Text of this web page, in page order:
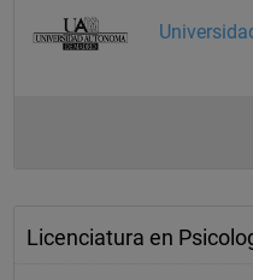
Licenciatura en